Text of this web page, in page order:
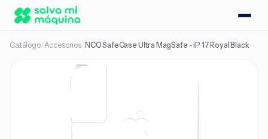
Catálogo/Accesorios/ NCO SafeCase Ultra MagSafe - iP 17 Royal Black